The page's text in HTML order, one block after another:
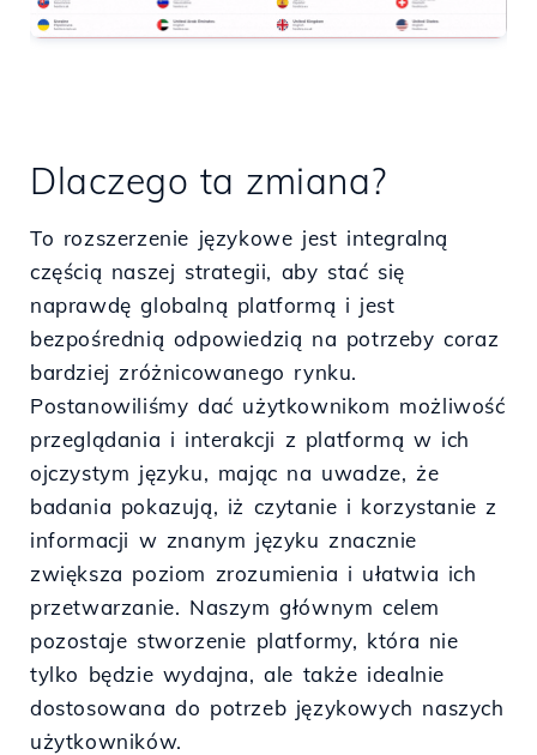
Dlaczego ta zmiana?
To rozszerzenie językowe jest integralną
częścią naszej strategii, aby stać się
naprawdę globalną platformą i jest
bezpośrednią odpowiedzią na potrzeby coraz
bardziej zróżnicowanego rynku.
Postanowiliśmy dać użytkownikom możliwość
przeglądania i interakcji z platformą w ich
ojczystym języku, mając na uwadze, że
badania pokazują, iż czytanie i korzystanie z
informacji w znanym języku znacznie
zwiększa poziom zrozumienia i ułatwia ich
przetwarzanie. Naszym głównym celem
pozostaje stworzenie platformy, która nie
tylko będzie wydajna, ale także idealnie
dostosowana do potrzeb językowych naszych
użytkowników.